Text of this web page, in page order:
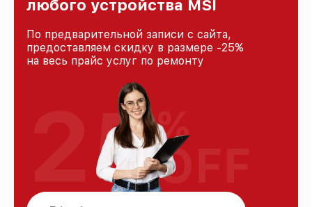
любого устройства MSI
По предварительной записи с сайта,
предоставляем скидку в размере -25%
на весь прайс услуг по ремонту
25%
OFF